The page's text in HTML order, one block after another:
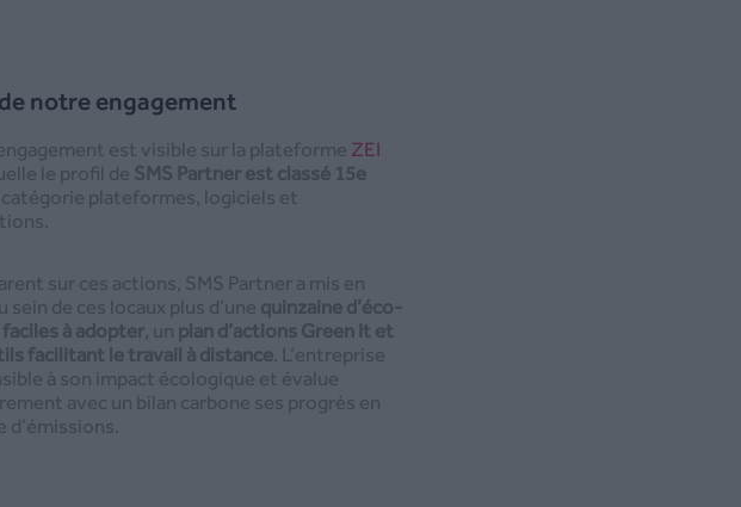
notre engagement
est visible sur la plateforme ZEI
le profil de SMS Partner est classé 15e
catégorie plateformes, logiciels et
sur ces actions, SMS Partner a mis en
sein de ces locaux plus d’une quinzaine d’éco-
à adopter, un plan d’actions Green It et
facilitant le travail à distance. L’entreprise
à son impact écologique et évalue
avec un bilan carbone ses progrès en
d’émissions.